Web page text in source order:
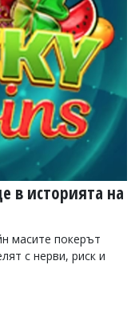
в историята на
масите покерът
с нерви, риск и